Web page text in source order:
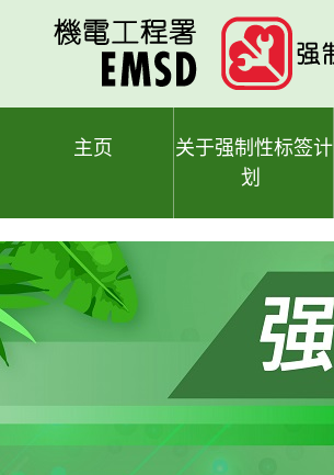
主页
关于强制性标签计
划